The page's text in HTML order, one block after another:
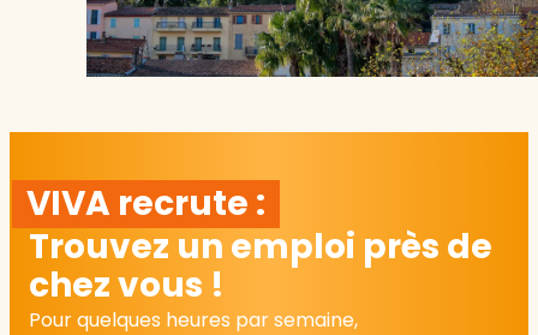
VIVA recrute :
Trouvez un emploi près de
chez vous !
Pour quelques heures par semaine,